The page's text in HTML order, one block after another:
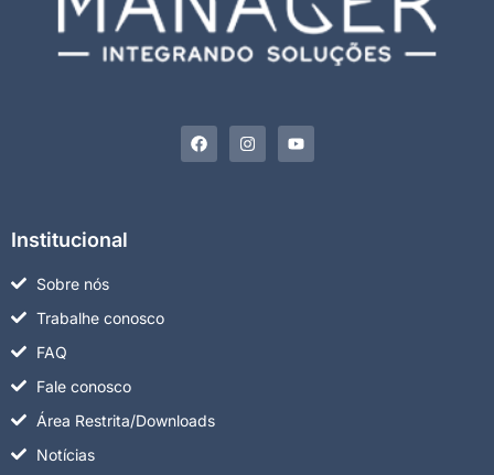
Institucional
Sobre nós
Trabalhe conosco
FAQ
Fale conosco
Área Restrita/Downloads
Notícias